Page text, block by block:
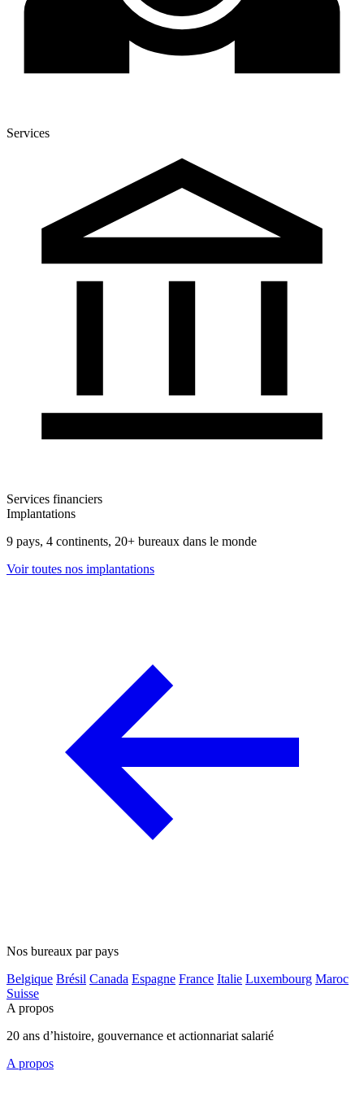
Services
Services financiers
Implantations
9 pays, 4 continents, 20+ bureaux dans le monde
Voir toutes nos implantations
Nos bureaux par pays
Belgique Brésil Canada Espagne France Italie Luxembourg Maroc
Suisse
A propos
20 ans d’histoire, gouvernance et actionnariat salarié
A propos